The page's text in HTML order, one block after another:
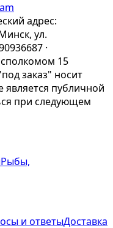
адрес:
ул.
·
15
заказ" носит
публичной
при следующем
Рыбы,
и ответыДоставка